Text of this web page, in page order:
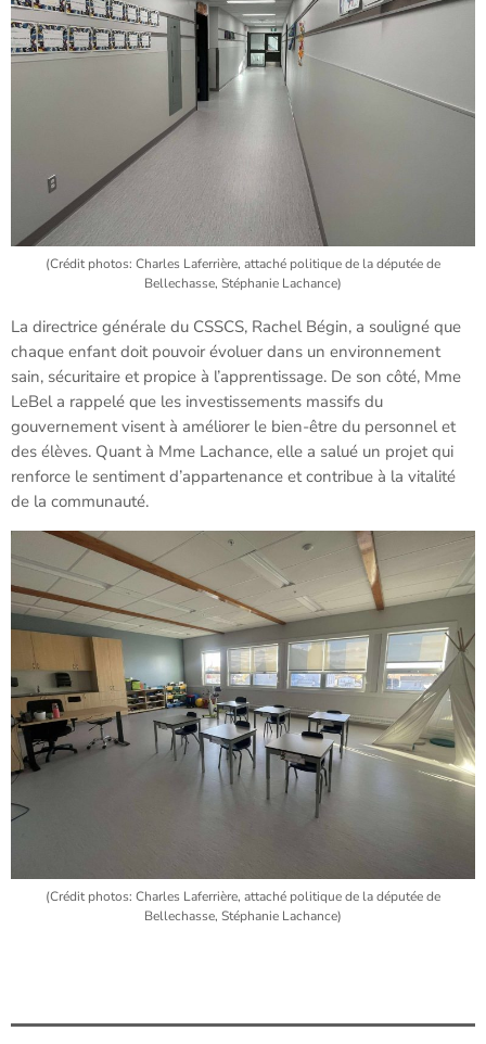
(Crédit photos: Charles Laferrière, attaché politique de la députée de
Bellechasse, Stéphanie Lachance)
La directrice générale du CSSCS, Rachel Bégin, a souligné que
chaque enfant doit pouvoir évoluer dans un environnement
sain, sécuritaire et propice à l’apprentissage. De son côté, Mme
LeBel a rappelé que les investissements massifs du
gouvernement visent à améliorer le bien-être du personnel et
des élèves. Quant à Mme Lachance, elle a salué un projet qui
renforce le sentiment d’appartenance et contribue à la vitalité
de la communauté.
(Crédit photos: Charles Laferrière, attaché politique de la députée de
Bellechasse, Stéphanie Lachance)